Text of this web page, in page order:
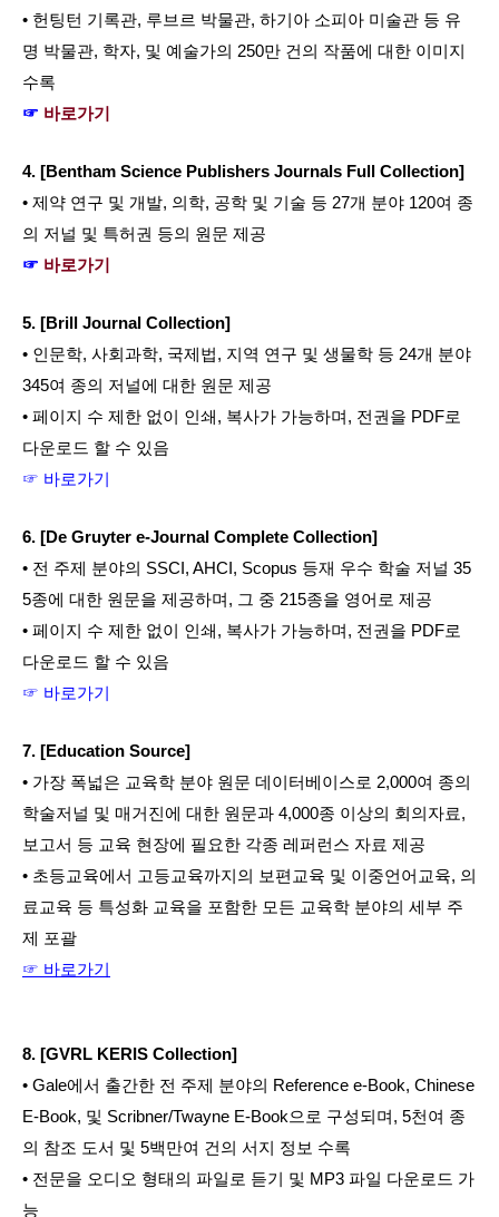
• 헌팅턴 기록관, 루브르 박물관, 하기아 소피아 미술관 등 유
명 박물관, 학자, 및 예술가의 250만 건의 작품에 대한 이미지
수록
☞ 바로가기
4. [Bentham Science Publishers Journals Full Collection]
• 제약 연구 및 개발, 의학, 공학 및 기술 등 27개 분야 120여 종
의 저널 및 특허권 등의 원문 제공
☞ 바로가기
5. [Brill Journal Collection]
• 인문학, 사회과학, 국제법, 지역 연구 및 생물학 등 24개 분야
345여 종의 저널에 대한 원문 제공
• 페이지 수 제한 없이 인쇄, 복사가 가능하며, 전권을 PDF로
다운로드 할 수 있음
☞ 바로가기
6. [De Gruyter e-Journal Complete Collection]
• 전 주제 분야의 SSCI, AHCI, Scopus 등재 우수 학술 저널 35
5종에 대한 원문을 제공하며, 그 중 215종을 영어로 제공
• 페이지 수 제한 없이 인쇄, 복사가 가능하며, 전권을 PDF로
다운로드 할 수 있음
☞ 바로가기
7. [Education Source]
• 가장 폭넓은 교육학 분야 원문 데이터베이스로 2,000여 종의
학술저널 및 매거진에 대한 원문과 4,000종 이상의 회의자료,
보고서 등 교육 현장에 필요한 각종 레퍼런스 자료 제공
• 초등교육에서 고등교육까지의 보편교육 및 이중언어교육, 의
료교육 등 특성화 교육을 포함한 모든 교육학 분야의 세부 주
제 포괄
☞ 바로가기
8. [GVRL KERIS Collection]
• Gale에서 출간한 전 주제 분야의 Reference e-Book, Chinese
E-Book, 및 Scribner/Twayne E-Book으로 구성되며, 5천여 종
의 참조 도서 및 5백만여 건의 서지 정보 수록
• 전문을 오디오 형태의 파일로 듣기 및 MP3 파일 다운로드 가
능